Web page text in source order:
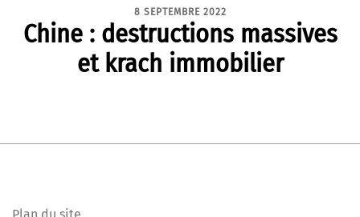
8 SEPTEMBRE 2022
Chine : destructions massives
et krach immobilier